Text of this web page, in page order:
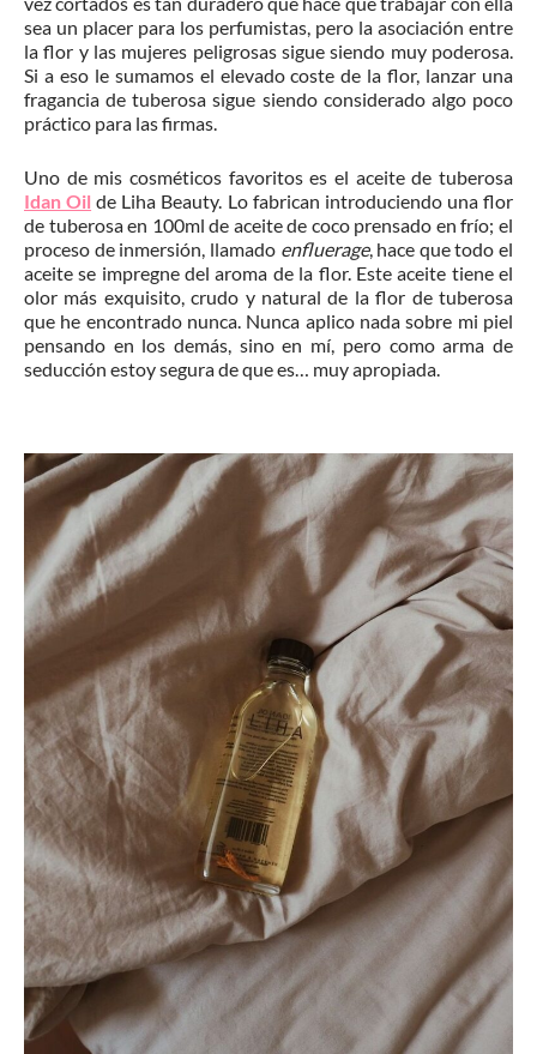
sea un placer para los perfumistas, pero la asociación entre
la flor y las mujeres peligrosas sigue siendo muy poderosa.
Si a eso le sumamos el elevado coste de la flor, lanzar una
fragancia de tuberosa sigue siendo considerado algo poco
práctico para las firmas.
Uno de mis cosméticos favoritos es el aceite de tuberosa
Idan Oil de Liha Beauty. Lo fabrican introduciendo una flor
de tuberosa en 100ml de aceite de coco prensado en frío; el
proceso de inmersión, llamado enfluerage, hace que todo el
aceite se impregne del aroma de la flor. Este aceite tiene el
olor más exquisito, crudo y natural de la flor de tuberosa
que he encontrado nunca. Nunca aplico nada sobre mi piel
pensando en los demás, sino en mí, pero como arma de
seducción estoy segura de que es… muy apropiada.